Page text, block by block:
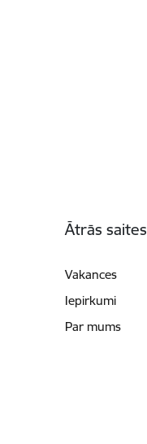
Ātrās saites
Vakances
Iepirkumi
Par mums